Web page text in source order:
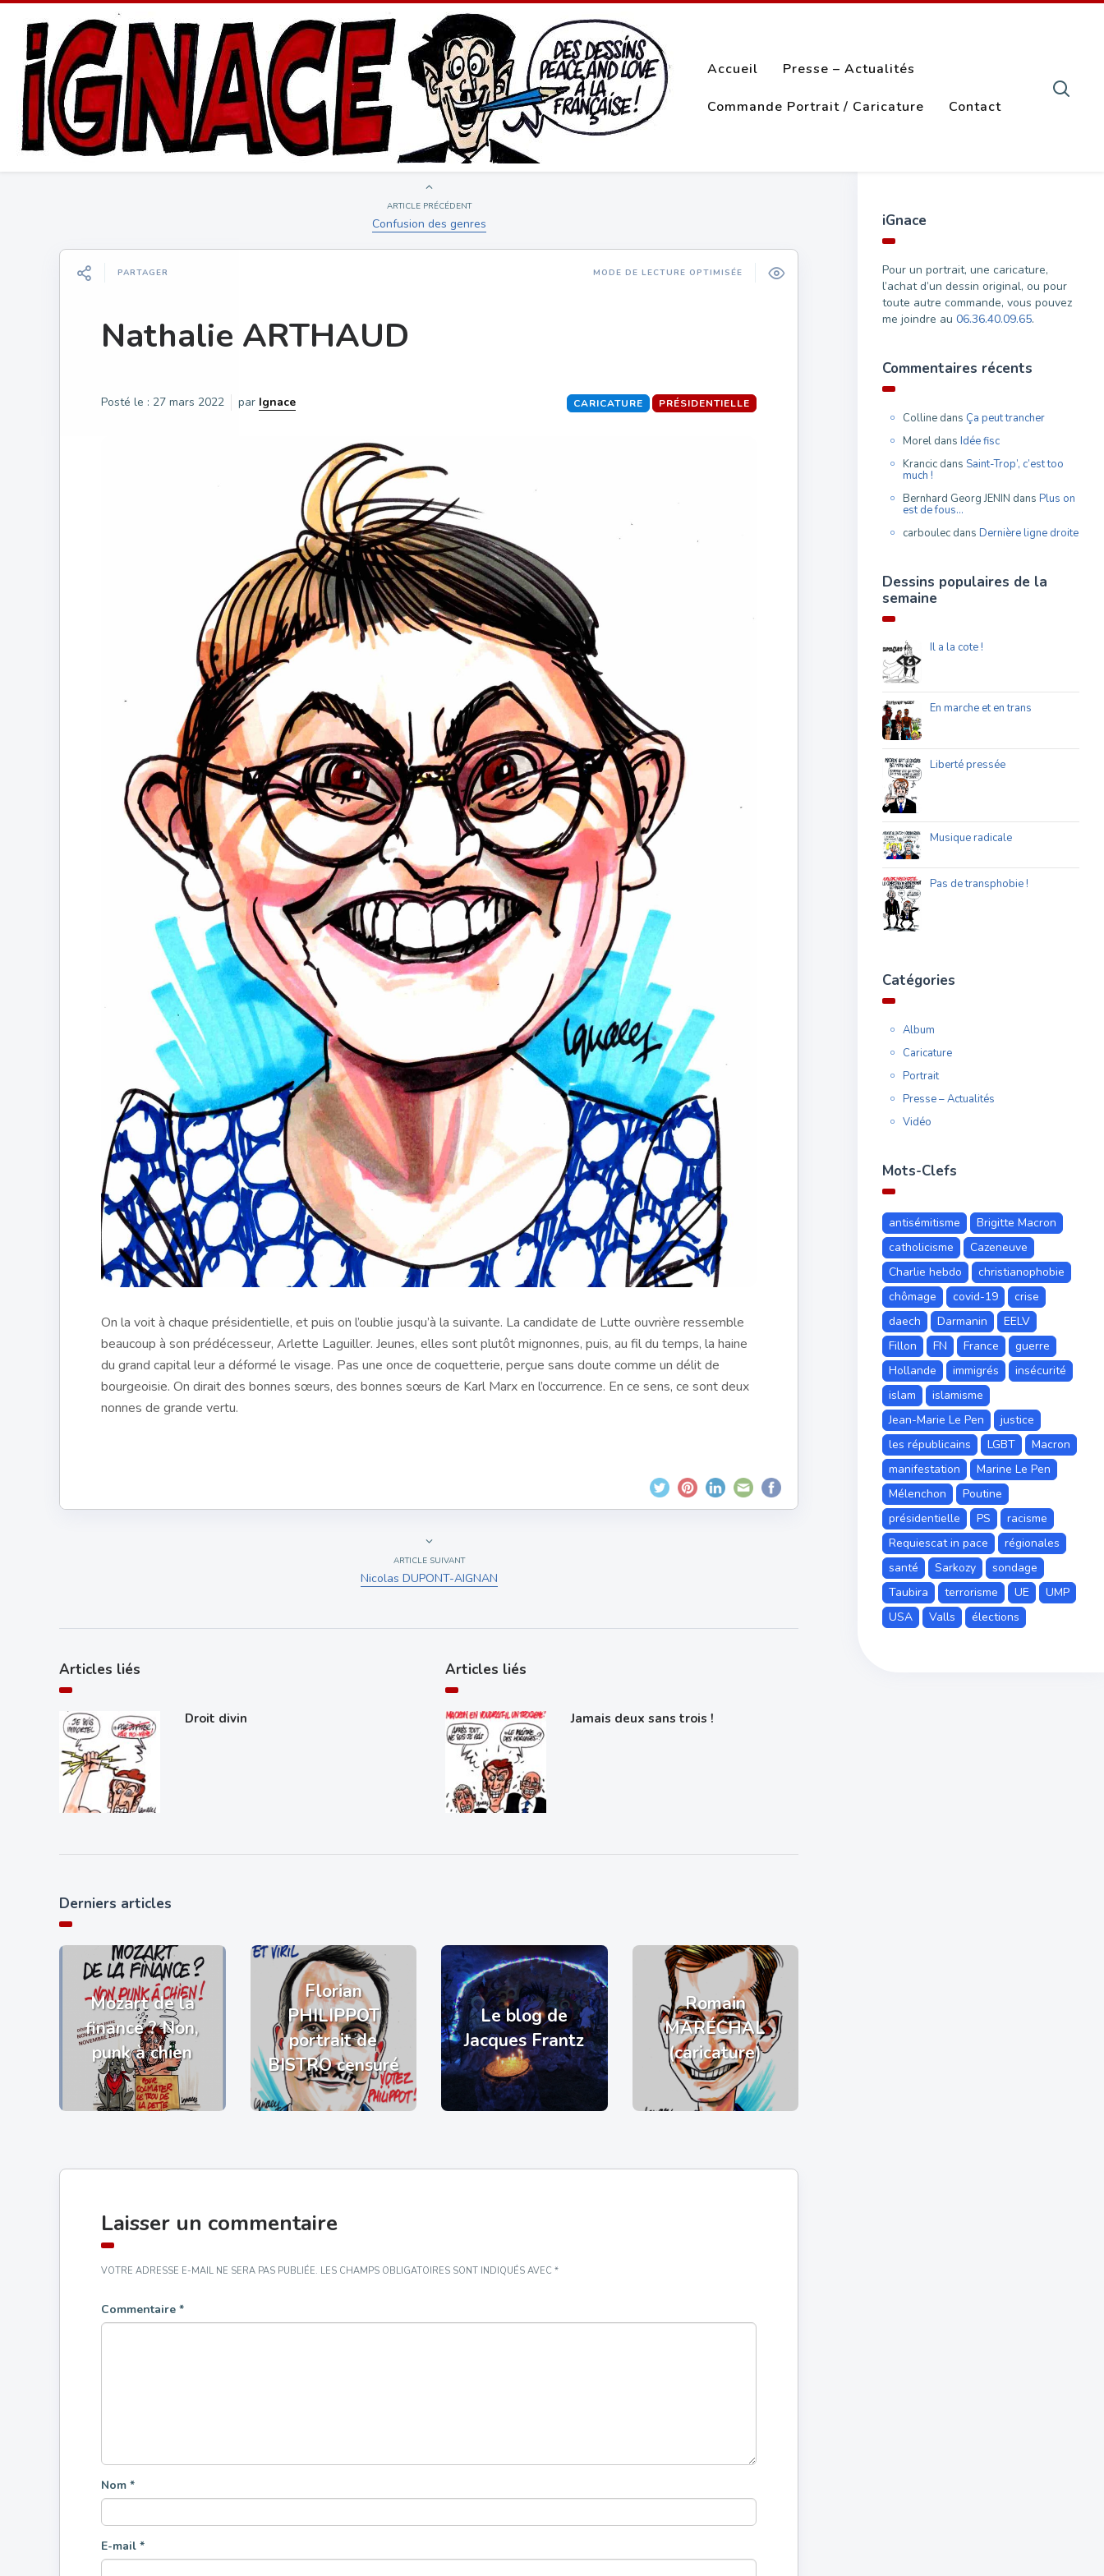
Accueil Presse – Actualités
Commande Portrait / Caricature Contact
ARTICLE PRÉCÉDENT
Confusion des genres
PARTAGER MODE DE LECTURE OPTIMISÉE
Nathalie ARTHAUD
Posté le : 27 mars 2022 par Ignace PRÉSIDENTIELLE
CARICATURE
On la voit à chaque présidentielle, et puis on l’oublie jusqu’à la suivante. La candidate de Lutte ouvrière ressemble
beaucoup à son prédécesseur, Arlette Laguiller. Jeunes, elles sont plutôt mignonnes, puis, au fil du temps, la haine
du grand capital leur a déformé le visage. Pas une once de coquetterie, perçue sans doute comme un délit de
bourgeoisie. On dirait des bonnes sœurs, des bonnes sœurs de Karl Marx en l’occurrence. En ce sens, ce sont deux
nonnes de grande vertu.
ARTICLE SUIVANT
Nicolas DUPONT-AIGNAN
Articles liés
Droit divin
Articles liés
Jamais deux sans trois !
Derniers articles
Mozart de la
finance ? Non,
punk à chien
Florian
PHILIPPOT
portrait de
BISTRO censuré
Le blog de
Jacques Frantz
Romain
MARÉCHAL
(caricature)
Laisser un commentaire
VOTRE ADRESSE E-MAIL NE SERA PAS PUBLIÉE. LES CHAMPS OBLIGATOIRES SONT INDIQUÉS AVEC *
Commentaire *
Nom *
E-mail *
iGnace
Pour un portrait, une caricature,
l’achat d’un dessin original, ou pour
toute autre commande, vous pouvez
me joindre au 06.36.40.09.65.
Commentaires récents
Colline dans Ça peut trancher
Morel dans Idée fisc
Krancic dans Saint-Trop’, c’est too
much !
Bernhard Georg JENIN dans Plus on
est de fous…
carboulec dans Dernière ligne droite
Dessins populaires de la
semaine
Il a la cote !
En marche et en trans
Liberté pressée
Musique radicale
Pas de transphobie !
Catégories
Album
Caricature
Portrait
Presse – Actualités
Vidéo
Mots-Clefs
antisémitisme
Brigitte Macron
catholicisme
Cazeneuve
Charlie hebdo
christianophobie
chômage
covid-19
crise
daech
Darmanin
EELV
Fillon
FN France
guerre
Hollande
immigrés
insécurité
islam
islamisme
Jean-Marie Le Pen
justice
les républicains
LGBT
Macron
manifestation
Marine Le Pen
Mélenchon
Poutine
présidentielle
PS
racisme
Requiescat in pace
régionales
santé
Sarkozy
sondage
Taubira
terrorisme UE
UMP
USA
Valls élections